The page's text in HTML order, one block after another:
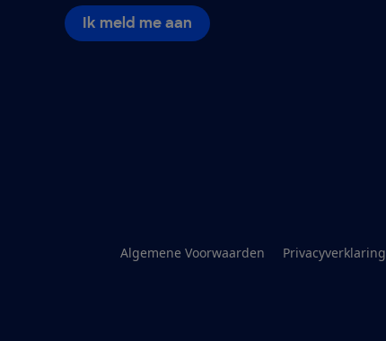
Ik meld me aan
Algemene Voorwaarden Privacyverklaring